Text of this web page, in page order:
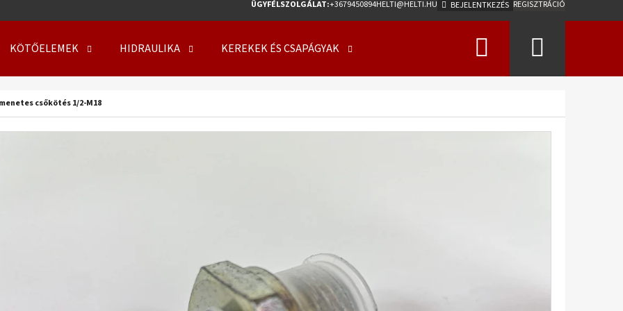
ÜGYFÉLSZOLGÁLAT:+3679450894HELTI@HELTI.HU BEJELENTKEZÉS REGISZTRÁCIÓ
KÖTŐELEMEK HIDRAULIKA KEREKEK ÉS CSAPÁGYAK Keresés
csőkötés 1/2-M18
KERÉK SZERELVE 500/50 - 17 18PR, TL, AW-
708 + 8X21.3/220/275 A2 ET0
254 000 Ft